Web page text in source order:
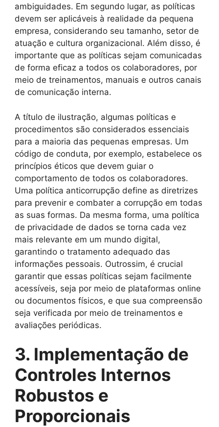
ambiguidades. Em segundo lugar, as políticas
devem ser aplicáveis à realidade da pequena
empresa, considerando seu tamanho, setor de
atuação e cultura organizacional. Além disso, é
importante que as políticas sejam comunicadas
de forma eficaz a todos os colaboradores, por
meio de treinamentos, manuais e outros canais
de comunicação interna.
A título de ilustração, algumas políticas e
procedimentos são considerados essenciais
para a maioria das pequenas empresas. Um
código de conduta, por exemplo, estabelece os
princípios éticos que devem guiar o
comportamento de todos os colaboradores.
Uma política anticorrupção define as diretrizes
para prevenir e combater a corrupção em todas
as suas formas. Da mesma forma, uma política
de privacidade de dados se torna cada vez
mais relevante em um mundo digital,
garantindo o tratamento adequado das
informações pessoais. Outrossim, é crucial
garantir que essas políticas sejam facilmente
acessíveis, seja por meio de plataformas online
ou documentos físicos, e que sua compreensão
seja verificada por meio de treinamentos e
avaliações periódicas.
3. Implementação de
Controles Internos
Robustos e
Proporcionais